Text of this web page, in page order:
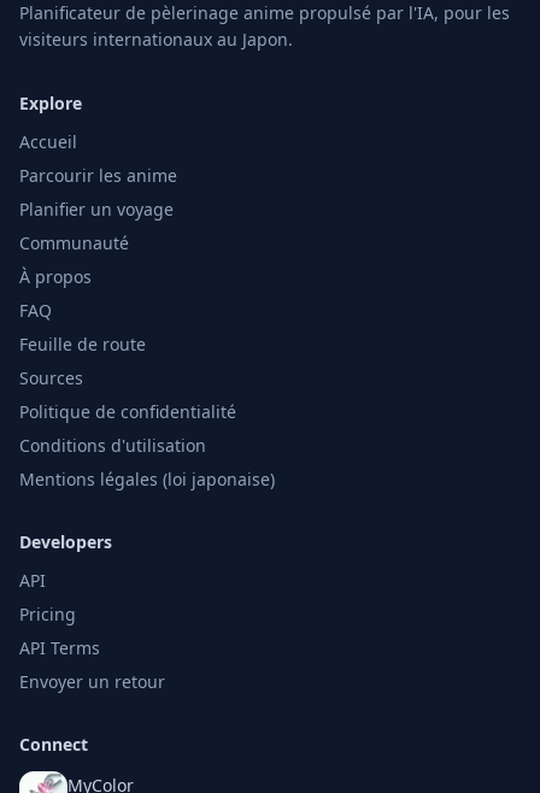
Planificateur de pèlerinage anime propulsé par l'IA, pour les
visiteurs internationaux au Japon.
Explore
Accueil
Parcourir les anime
Planifier un voyage
Communauté
À propos
FAQ
Feuille de route
Sources
Politique de confidentialité
Conditions d'utilisation
Mentions légales (loi japonaise)
Developers
API
Pricing
API Terms
Envoyer un retour
Connect
MyColor